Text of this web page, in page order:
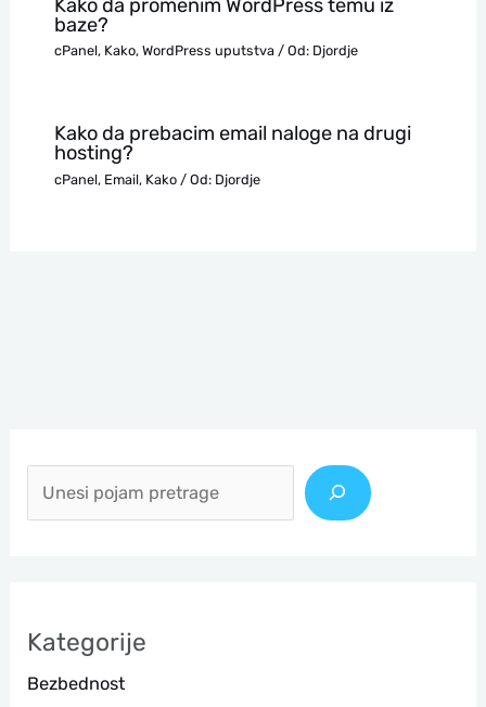
Kako da promenim WordPress temu iz
baze?
cPanel, Kako, WordPress uputstva/ Od: Djordje
Kako da prebacim email naloge na drugi
hosting?
cPanel, Email, Kako/ Od: Djordje
е
г
а
Kategorije
Bezbednost